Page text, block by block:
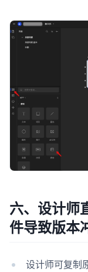
六、设计师
件导致版本
设计师可复制